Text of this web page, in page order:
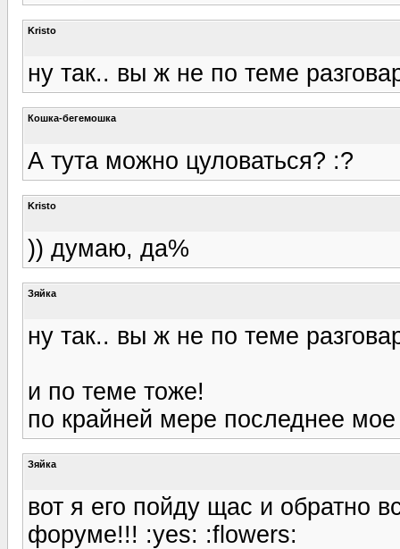
Kristo
ну так.. вы ж не по теме
Кошка-бегемошка
А тута можно цуловаться? :?
Kristo
)) думаю, да%
Зяйка
ну так.. вы ж не по теме
и по теме тоже!
по крайней мере последнее
Зяйка
вот я его пойду щас и обратно
форуме!!! :yes: :flowers: